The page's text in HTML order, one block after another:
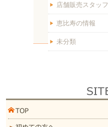
店舗販売スタッフ
恵比寿の情報
未分類